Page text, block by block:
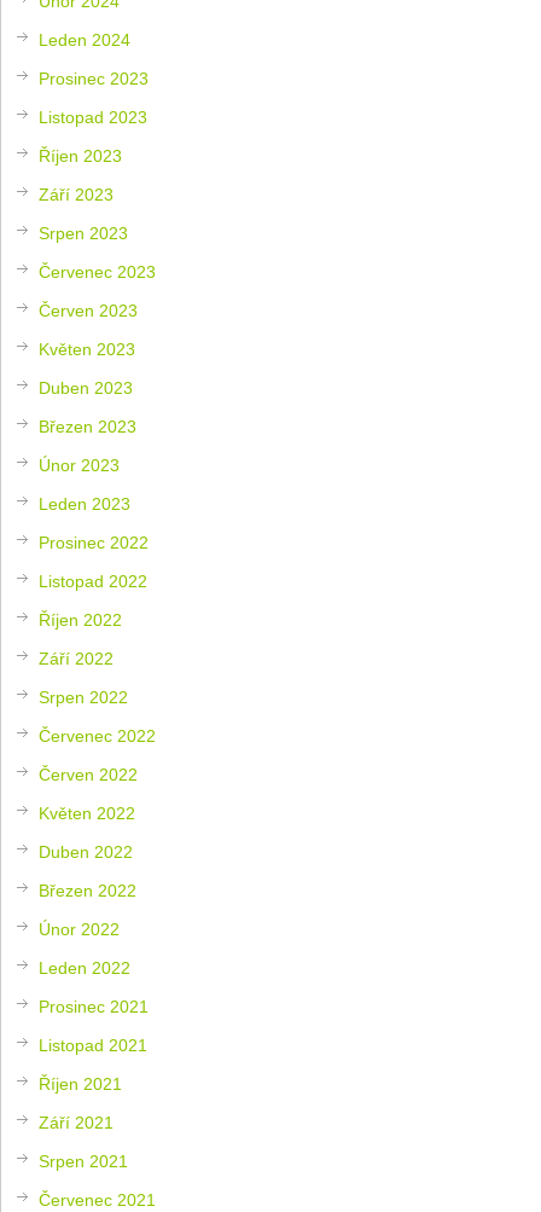
Leden 2024
Prosinec 2023
Listopad 2023
Říjen 2023
Září 2023
Srpen 2023
Červenec 2023
Červen 2023
Květen 2023
Duben 2023
Březen 2023
Únor 2023
Leden 2023
Prosinec 2022
Listopad 2022
Říjen 2022
Září 2022
Srpen 2022
Červenec 2022
Červen 2022
Květen 2022
Duben 2022
Březen 2022
Únor 2022
Leden 2022
Prosinec 2021
Listopad 2021
Říjen 2021
Září 2021
Srpen 2021
Červenec 2021